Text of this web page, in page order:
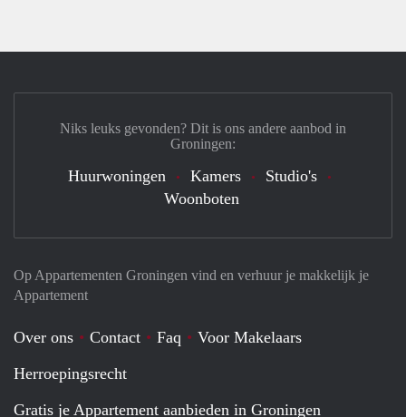
Op Appartementen Groningen vind en verhuur je makkelijk je
Appartement
Over ons Contact Faq
Voor Makelaars
Herroepingsrecht
Gratis je Appartement aanbieden in Groningen
Niks leuks gevonden? Dit is ons andere aanbod in
Groningen:
Huurwoningen Kamers
Studio's
Woonboten